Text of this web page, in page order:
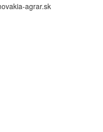
agrar.sk